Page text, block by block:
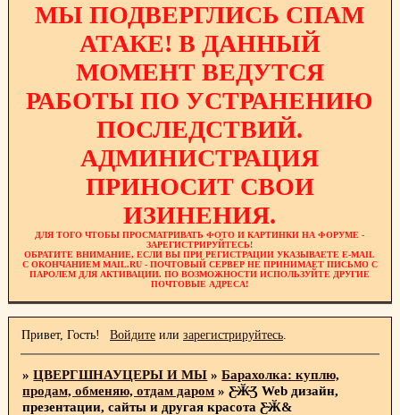
МЫ ПОДВЕРГЛИСЬ СПАМ
АТАКЕ! В ДАННЫЙ
МОМЕНТ ВЕДУТСЯ
РАБОТЫ ПО УСТРАНЕНИЮ
ПОСЛЕДСТВИЙ.
АДМИНИСТРАЦИЯ
ПРИНОСИТ СВОИ
ИЗИНЕНИЯ.
ДЛЯ ТОГО ЧТОБЫ ПРОСМАТРИВАТЬ ФОТО И КАРТИНКИ НА ФОРУМЕ -
ЗАРЕГИСТРИРУЙТЕСЬ!
ОБРАТИТЕ ВНИМАНИЕ, ЕСЛИ ВЫ ПРИ РЕГИСТРАЦИИ УКАЗЫВАЕТЕ E-MAIL
С ОКОНЧАНИЕМ MAIL.RU - ПОЧТОВЫЙ СЕРВЕР НЕ ПРИНИМАЕТ ПИСЬМО С
ПАРОЛЕМ ДЛЯ АКТИВАЦИИ. ПО ВОЗМОЖНОСТИ ИСПОЛЬЗУЙТЕ ДРУГИЕ
ПОЧТОВЫЕ АДРЕСА!
Привет, Гость! Войдитеили зарегистрируйтесь.
»ЦВЕРГШНАУЦЕРЫ И МЫ »Барахолка: куплю,
продам, обменяю, отдам даром »Ƹ̴Ӂ̴Ʒ Web дизайн,
презентации, сайты и другая красота Ƹ̴Ӂ&